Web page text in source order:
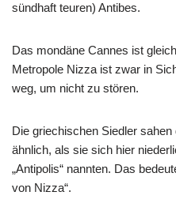
sündhaft teuren) Antibes.
Das mondäne Cannes ist
Metropole Nizza ist zwar in
weg, um nicht zu stören.
Die griechischen Siedler
ähnlich, als sie sich hier
„Antipolis“ nannten. Das
von Nizza“.